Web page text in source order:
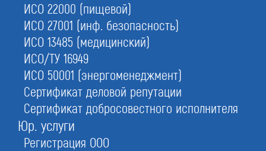
ИСО 22000 (пищевой)
ИСО 27001 (инф. безопасность)
ИСО 13485 (медицинский)
ИСО/ТУ 16949
ИСО 50001 (энергоменеджмент)
Сертификат деловой репутации
Сертификат добросовестного исполнителя
Юр. услуги
Регистрация ООО
Инструкция:
как оформить самостоятельно
Как выбрать
куда вступать
Срок лицензий - бессрочный Работаем - в 83 регионах РФ